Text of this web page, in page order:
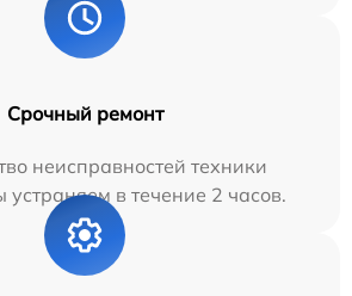
Срочный ремонт
неисправностей техники
устраняем в течение 2 часов.